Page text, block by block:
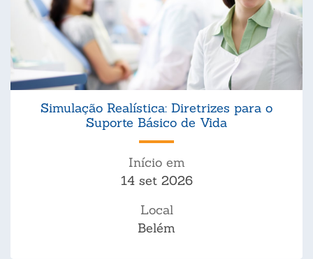
Simulação Realística: Diretrizes para o
Suporte Básico de Vida
Início em
14 set 2026
Local
Belém